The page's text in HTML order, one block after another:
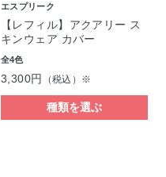
エスプリーク
【レフィル】アクアリー ス
キンウェア カバー
全4色
3,300円 （税込）※
種類を選ぶ